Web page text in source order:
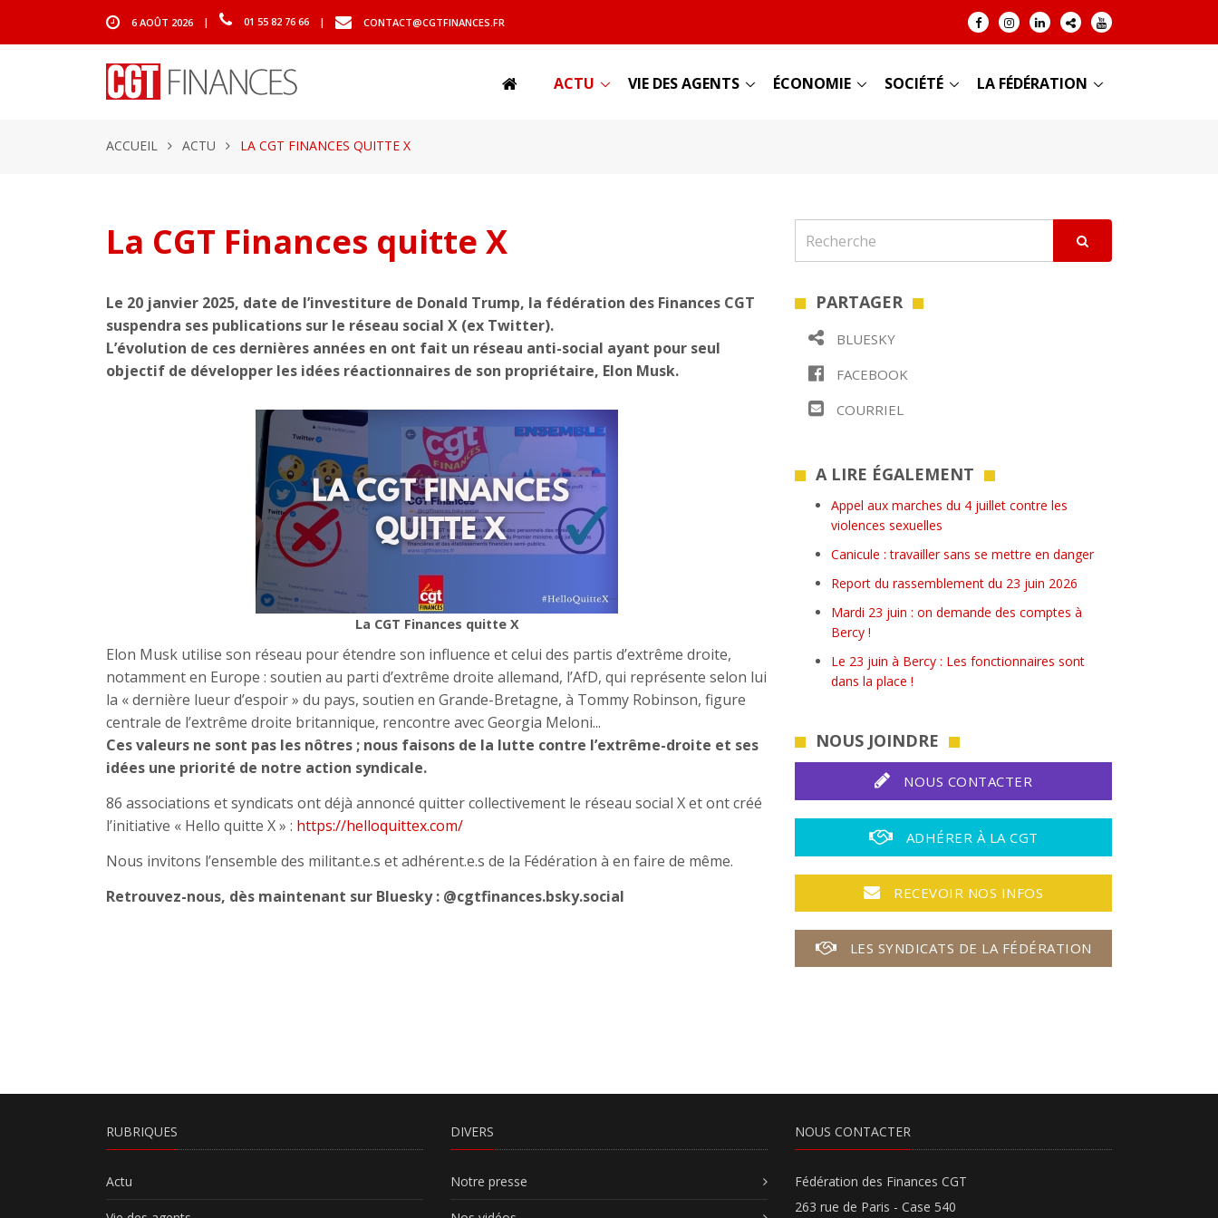
6 AOÛT 2026 | 01 55 82 76 66 | CONTACT@CGTFINANCES.FR
ACTU VIE DES AGENTS ÉCONOMIE SOCIÉTÉ LA FÉDÉRATION
ACCUEIL ACTU LA CGT FINANCES QUITTE X
La CGT Finances quitte X
Le 20 janvier 2025, date de l’investiture de Donald Trump, la fédération des Finances CGT
suspendra ses publications sur le réseau social X (ex Twitter).
L’évolution de ces dernières années en ont fait un réseau anti-social ayant pour seul
objectif de développer les idées réactionnaires de son propriétaire, Elon Musk.
La CGT Finances quitte X
Elon Musk utilise son réseau pour étendre son influence et celui des partis d’extrême droite,
notamment en Europe : soutien au parti d’extrême droite allemand, l’AfD, qui représente selon lui
la « dernière lueur d’espoir » du pays, soutien en Grande-Bretagne, à Tommy Robinson, figure
centrale de l’extrême droite britannique, rencontre avec Georgia Meloni...
Ces valeurs ne sont pas les nôtres ; nous faisons de la lutte contre l’extrême-droite et ses
idées une priorité de notre action syndicale.
86 associations et syndicats ont déjà annoncé quitter collectivement le réseau social X et ont créé
l’initiative « Hello quitte X » : https://helloquittex.com/
Nous invitons l’ensemble des militant.e.s et adhérent.e.s de la Fédération à en faire de même.
Retrouvez-nous, dès maintenant sur Bluesky : @cgtfinances.bsky.social
PARTAGER
BLUESKY
FACEBOOK
COURRIEL
A LIRE ÉGALEMENT
Appel aux marches du 4 juillet contre les
violences sexuelles
Canicule : travailler sans se mettre en danger
Report du rassemblement du 23 juin 2026
Mardi 23 juin : on demande des comptes à
Bercy !
Le 23 juin à Bercy : Les fonctionnaires sont
dans la place !
NOUS JOINDRE
NOUS CONTACTER
ADHÉRER À LA CGT
RECEVOIR NOS INFOS
LES SYNDICATS DE LA FÉDÉRATION
RUBRIQUES
Actu
DIVERS
Notre presse
NOUS CONTACTER
Fédération des Finances CGT
263 rue de Paris - Case 540